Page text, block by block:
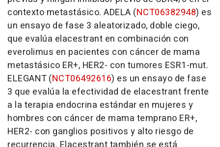
contexto metastásico. ADELA (NCT06382948) es
un ensayo de fase 3 aleatorizado, doble ciego,
que evalúa elacestrant en combinación con
everolimus en pacientes con cáncer de mama
metastásico ER+, HER2- con tumores ESR1-mut.
ELEGANT (NCT06492616) es un ensayo de fase
3 que evalúa la efectividad de elacestrant frente
a la terapia endocrina estándar en mujeres y
hombres con cáncer de mama temprano ER+,
HER2- con ganglios positivos y alto riesgo de